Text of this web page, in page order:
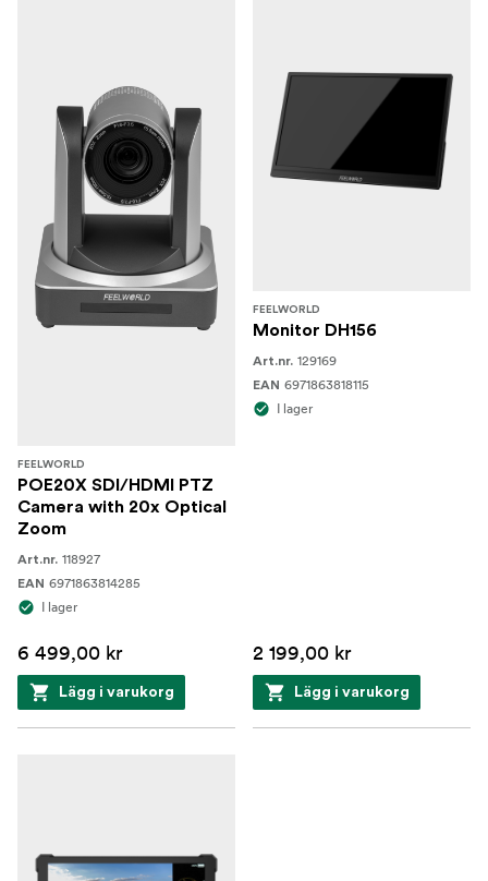
FEELWORLD
POE20X SDI/HDMI PTZ
Camera with 20x Optical
Zoom
Art.nr. 118927
EAN 6971863814285
I lager
6 499,00 kr
Lägg i varukorg
FEELWORLD
Monitor DH156
Art.nr. 129169
EAN 6971863818115
I lager
2 199,00 kr
Lägg i varukorg